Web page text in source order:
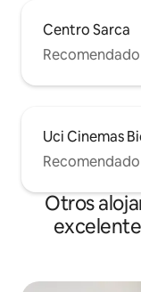
Centro Sarca
Uci Cinemas
Otros